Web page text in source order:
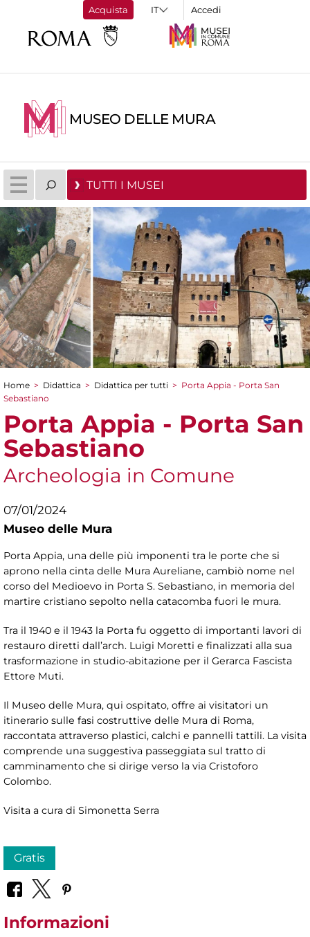
Acquista Accedi
MUSEO DELLE MURA
TUTTI I MUSEI
Tu sei qui
Home > Didattica > Didattica per tutti > Porta Appia - Porta San
Sebastiano
Porta Appia - Porta San
Sebastiano
Archeologia in Comune
07/01/2024
Museo delle Mura
Porta Appia, una delle più imponenti tra le porte che si
aprono nella cinta delle Mura Aureliane, cambiò nome nel
corso del Medioevo in Porta S. Sebastiano, in memoria del
martire cristiano sepolto nella catacomba fuori le mura.
Tra il 1940 e il 1943 la Porta fu oggetto di importanti lavori di
restauro diretti dall’arch. Luigi Moretti e finalizzati alla sua
trasformazione in studio-abitazione per il Gerarca Fascista
Ettore Muti.
Il Museo delle Mura, qui ospitato, offre ai visitatori un
itinerario sulle fasi costruttive delle Mura di Roma,
raccontata attraverso plastici, calchi e pannelli tattili. La visita
comprende una suggestiva passeggiata sul tratto di
camminamento che si dirige verso la via Cristoforo
Colombo.
Visita a cura di Simonetta Serra
Gratis
Informazioni